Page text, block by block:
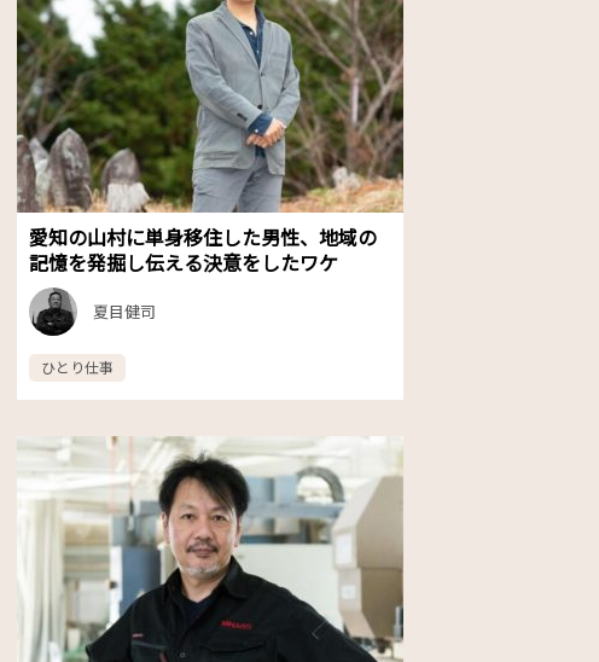
愛知の山村に単身移住した男性、地域の
記憶を発掘し伝える決意をしたワケ
夏目健司
ひとり仕事